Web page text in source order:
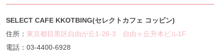
SELECT CAFE KKOTBING(セレクトカフェ コッビン)
住所： 東京都目黒区自由が丘1-26-3 自由ヶ丘升本ビル1F
電話：03-4400-6928